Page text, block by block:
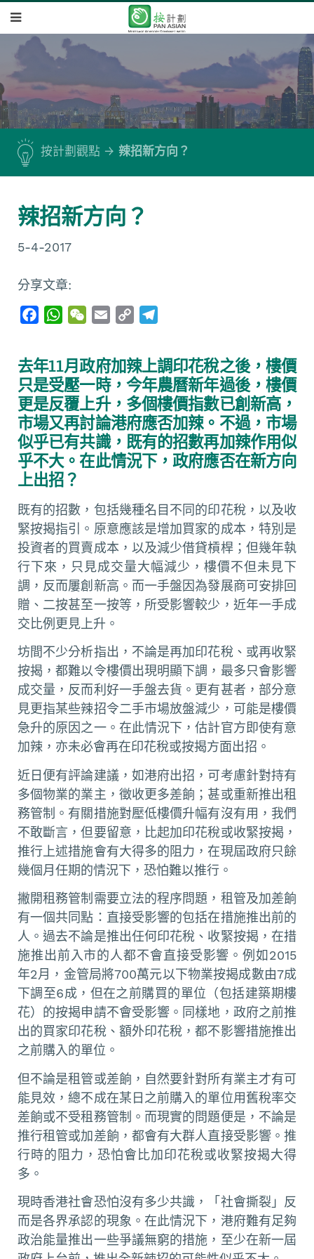
按計劃觀點 辣招新方向？
辣招新方向？
5-4-2017
分享文章:
e
b
o
o
k
W
t
s
A
p
p
W
h
a
t
i
l
y
L
i
n
k
e
g
r
a
m
去年11月政府加辣上調印花稅之後，樓價
只是受壓一時，今年農曆新年過後，樓價
更是反覆上升，多個樓價指數已創新高，
市場又再討論港府應否加辣。不過，市場
似乎已有共識，既有的招數再加辣作用似
乎不大。在此情況下，政府應否在新方向
上出招？
既有的招數，包括幾種名目不同的印花稅，以及收
緊按揭指引。原意應該是增加買家的成本，特別是
投資者的買賣成本，以及減少借貸槓桿；但幾年執
行下來，只見成交量大幅減少，樓價不但未見下
調，反而屢創新高。而一手盤因為發展商可安排回
贈、二按甚至一按等，所受影響較少，近年一手成
交比例更見上升。
坊間不少分析指出，不論是再加印花稅、或再收緊
按揭，都難以令樓價出現明顯下調，最多只會影響
成交量，反而利好一手盤去貨。更有甚者，部分意
見更指某些辣招令二手市場放盤減少，可能是樓價
急升的原因之一。在此情況下，估計官方即使有意
加辣，亦未必會再在印花稅或按揭方面出招。
近日便有評論建議，如港府出招，可考慮針對持有
多個物業的業主，徵收更多差餉；甚或重新推出租
務管制。有關措施對壓低樓價升幅有沒有用，我們
不敢斷言，但要留意，比起加印花稅或收緊按揭，
推行上述措施會有大得多的阻力，在現屆政府只餘
幾個月任期的情況下，恐怕難以推行。
撇開租務管制需要立法的程序問題，租管及加差餉
有一個共同點：直接受影響的包括在措施推出前的
人。過去不論是推出任何印花稅、收緊按揭，在措
施推出前入市的人都不會直接受影響。例如2015
年2月，金管局將700萬元以下物業按揭成數由7成
下調至6成，但在之前購買的單位（包括建築期樓
花）的按揭申請不會受影響。同樣地，政府之前推
出的買家印花稅、額外印花稅，都不影響措施推出
之前購入的單位。
但不論是租管或差餉，自然要針對所有業主才有可
能見效，總不成在某日之前購入的單位用舊稅率交
差餉或不受租務管制。而現實的問題便是，不論是
推行租管或加差餉，都會有大群人直接受影響。推
行時的阻力，恐怕會比加印花稅或收緊按揭大得
多。
現時香港社會恐怕沒有多少共識，「社會撕裂」反
而是各界承認的現象。在此情況下，港府難有足夠
政治能量推出一些爭議無窮的措施，至少在新一屆